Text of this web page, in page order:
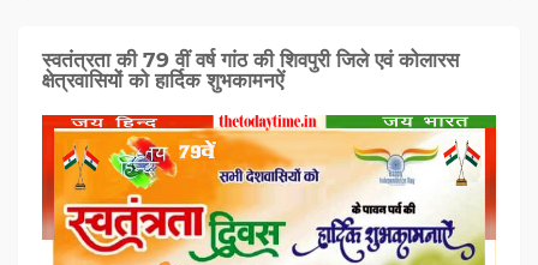
स्वतंत्रता की 79 वीं वर्ष गांठ की शिवपुरी जिले एवं कोलारस
क्षेत्रवासियों को हार्दिक शुभकामनऐं